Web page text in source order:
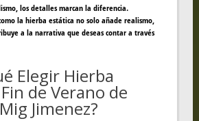
los detalles marcan la diferencia.
la hierba estática no solo añade realismo,
a la narrativa que deseas contar a través
Elegir Hierba
de Verano de
Jimenez?